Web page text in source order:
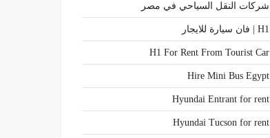
شركات النقل السياحي في مصر
H1 | فان سيارة للايجار
H1 For Rent From Tourist Car
Hire Mini Bus Egypt
Hyundai Entrant for rent
Hyundai Tucson for rent